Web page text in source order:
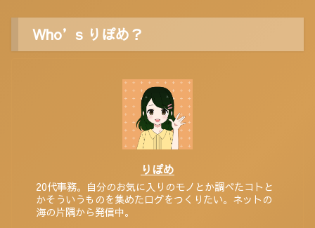
Who’s りぽめ？
りぽめ
20代事務。自分のお気に入りのモノとか調べたコトと
かそういうものを集めたログをつくりたい。ネットの
海の片隅から発信中。